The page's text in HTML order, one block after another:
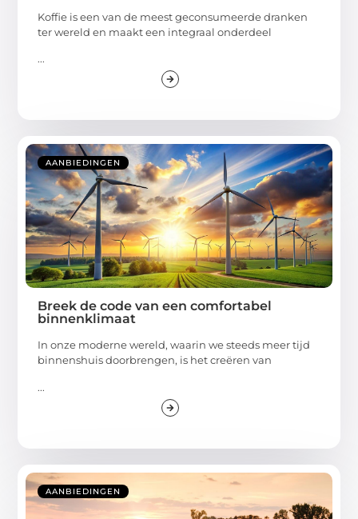
Koffie is een van de meest geconsumeerde dranken
ter wereld en maakt een integraal onderdeel
...
AANBIEDINGEN
Breek de code van een comfortabel
binnenklimaat
In onze moderne wereld, waarin we steeds meer tijd
binnenshuis doorbrengen, is het creëren van
...
AANBIEDINGEN